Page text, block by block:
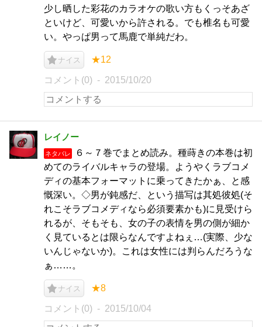
少し晒した彩花のカラオケの歌い方もくっそあざ
といけど、可愛いから許される。でも椎名も可愛
い。やっぱ男って馬鹿で単純だわ。
ナイス ★12
コメント(0) 2015/10/20
レイノー
ネタバレ
６～７巻でまとめ読み。種蒔きの本巻は初
めてのライバルキャラの登場。ようやくラブコメ
ディの基本フォーマットに乗ってきたかぁ、と感
慨深い。◇男が鈍感だ、という描写は其処彼処(そ
れこそラブコメディなら必須要素かも)に見受けら
れるが、そもそも、女の子の表情を男の側が細か
く見ているとは限らなんですよねぇ…(実際、少な
いんじゃないか)。これは女性には判らんだろうな
ぁ……。
ナイス ★8
コメント(0) 2015/10/04